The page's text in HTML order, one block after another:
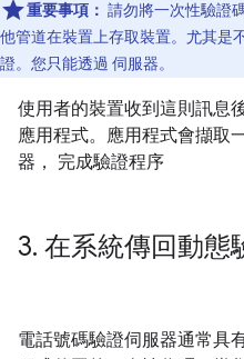
重要事項： 請勿將一次性驗證
他管道在裝置上存取裝置。尤其是
證。您只能透過 伺服器。
使用者的裝置收到這則訊息
應用程式。應用程式會擷取
器， 完成驗證程序
3. 在系統傳回動態
電話號碼驗證伺服器通常具